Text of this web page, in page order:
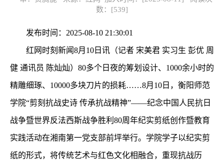
数：[539]
发布时间：2025-08-10 21:30:01
红网时刻新闻8月10日讯（记者 宋美君 实习生 彭优 周
健 通讯员 陈灿灿）80多个日夜的筹划设计、1000余小时的
精雕细琢、10000多块刀片的损耗……8月10日，衡阳师范
学院“剪刻抗战史诗 传承抗战精神”——纪念中国人民抗日
战争暨世界反法西斯战争胜利80周年纪实剪纸创作暨教育
实践活动在湘南第一党支部前坪举行。学院学子以纪实剪
纸的形式，将传统艺术与红色文化相融合，重现抗战历